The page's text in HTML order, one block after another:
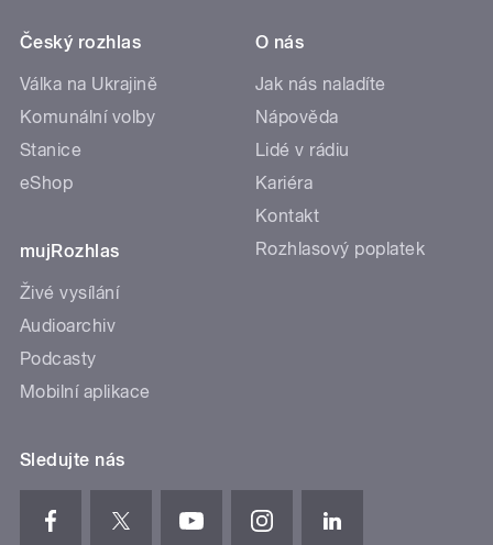
Český rozhlas
Válka na Ukrajině
Komunální volby
Stanice
eShop
mujRozhlas
Živé vysílání
Audioarchiv
Podcasty
Mobilní aplikace
O nás
Jak nás naladíte
Nápověda
Lidé v rádiu
Kariéra
Kontakt
Rozhlasový poplatek
Sledujte nás